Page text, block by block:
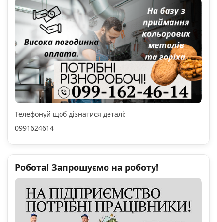
Телефонуй щоб дізнатися деталі:
0991624614
Робота! Запрошуємо на роботу!